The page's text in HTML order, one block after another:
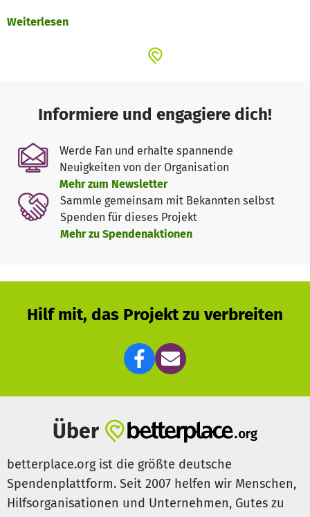
Übergabe wird in der Regionalpresse und auf unserer
durch den Seniorenring Wolfsburg e. V..
Präventionsarbeit zu den Themen HIV und sexuell
übertragbare Infektionen.
Wir unterstützen Betroffene und deren Zugehörige,
beraten telefonisch und persönlich zu allen Fragen der
sexuellen Gesundheit, bieten kostenlose und anonyme
Schnelltests an und leisten Präventions- und
Antidiskriminierungsarbeit in der Region Wolfsburg,
Gifhorn und Helmstedt.
Weiterlesen
Informiere und engagiere dich!
Werde Fan und erhalte spannende
Neuigkeiten von der Organisation
Mehr zum Newsletter
Sammle gemeinsam mit Bekannten selbst
Spenden für dieses Projekt
Mehr zu Spendenaktionen
Hilf mit, das Projekt zu verbreiten
Über
betterplace.org ist die größte deutsche
Spendenplattform. Seit 2007 helfen wir Menschen,
Hilfsorganisationen und Unternehmen, Gutes zu